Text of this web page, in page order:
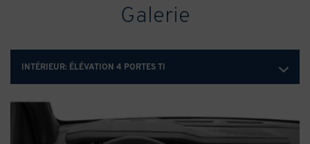
Galerie
INTÉRIEUR: ÉLÉVATION 4 PORTES TI